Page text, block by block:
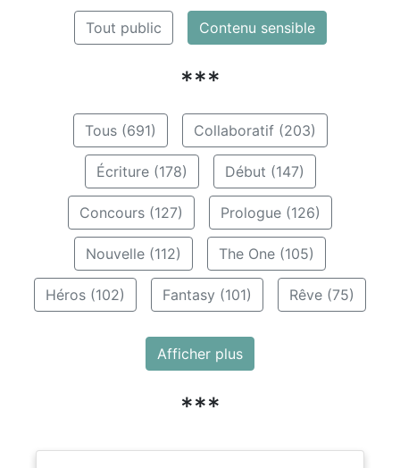
Tout public Contenu sensible
***
Tous (691) Collaboratif (203)
Écriture (178) Début (147)
Concours (127) Prologue (126)
Nouvelle (112) The One (105)
Héros (102) Fantasy (101) Rêve (75)
Afficher plus
***